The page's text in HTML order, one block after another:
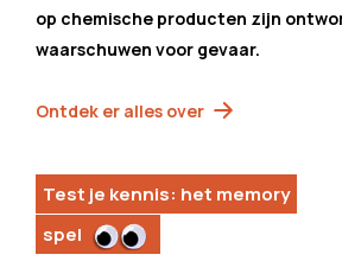
op chemische producten zijn
waarschuwen voor gevaar.
Ontdek er alles over
Test je kennis: het memory
spel